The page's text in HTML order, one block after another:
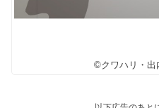
©クワハリ・出